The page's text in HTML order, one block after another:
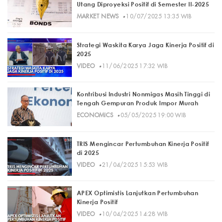
Utang Diproyeksi Positif di Semester II-2025
MARKET NEWS· 10/07/2025 13:35 WIB
Strategi Waskita Karya Jaga Kinerja Positif di
2025
VIDEO· 11/06/2025 17:32 WIB
Kontribusi Industri Nonmigas Masih Tinggi di
Tengah Gempuran Produk Impor Murah
ECONOMICS· 05/05/2025 19:00 WIB
TRIS Mengincar Pertumbuhan Kinerja Positif
di 2025
VIDEO· 21/04/2025 15:53 WIB
APEX Optimistis Lanjutkan Pertumbuhan
Kinerja Positif
VIDEO· 10/04/2025 14:28 WIB